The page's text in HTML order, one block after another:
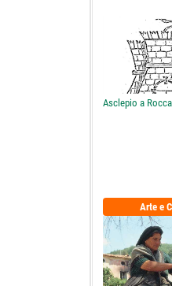
Asclepio a
Arte e